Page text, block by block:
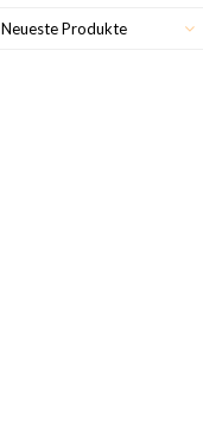
Neueste Produkte